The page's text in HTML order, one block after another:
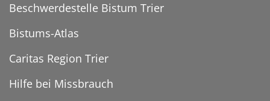
Beschwerdestelle Bistum Trier
Bistums-Atlas
Caritas Region Trier
Hilfe bei Missbrauch